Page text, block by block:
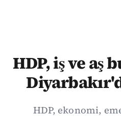
HDP, iş ve aş
HDP, ekonomi,